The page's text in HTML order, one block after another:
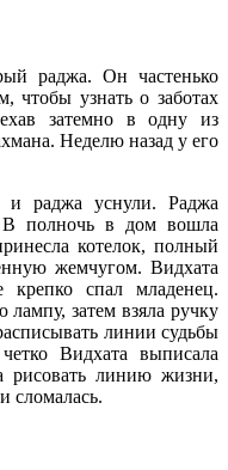
раджа. Он частенько
чтобы узнать о заботах
затемно в одну из
Неделю назад у его
и раджа уснули. Раджа
полночь в дом вошла
котелок, полный
жемчугом. Видхата
крепко спал младенец.
затем взяла ручку
линии судьбы
Видхата выписала
рисовать линию жизни,
сломалась.